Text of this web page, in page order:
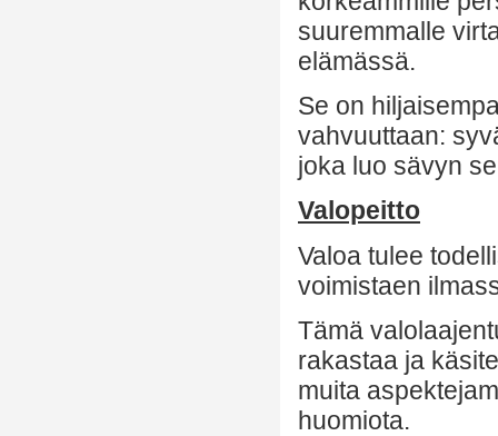
suuremmalle
elämässä.
Se on
vahvuuttaan:
joka luo sävyn
Valopeitto
Valoa tulee
voimistaen
Tämä
rakastaa ja
muita
huomiota.